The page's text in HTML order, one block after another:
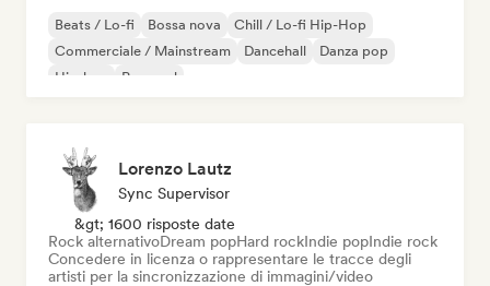
Beats / Lo-fi Bossa nova
Chill / Lo-fi Hip-Hop
Commerciale / Mainstream
Dancehall
Danza pop
Hip-hop
Pop soul
Lorenzo Lautz
Sync Supervisor
&gt; 1600 risposte date
Rock alternativoDream popHard rockIndie popIndie rock
Concedere in licenza o rappresentare le tracce degli
artisti per la sincronizzazione di immagini/video